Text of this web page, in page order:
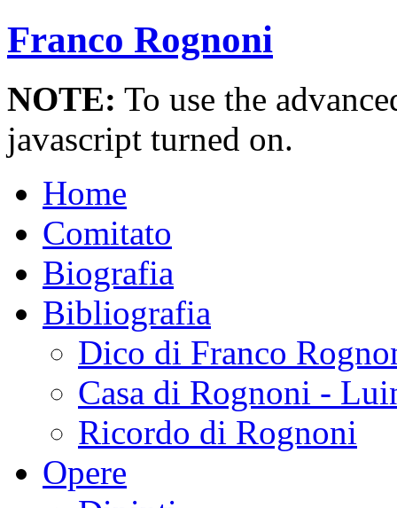
Franco Rognoni
NOTE: To use the
javascript turned on.
Home
Comitato
Biografia
Bibliografia
Dico di Franco
Casa di Rognoni -
Ricordo di Rognoni
Opere